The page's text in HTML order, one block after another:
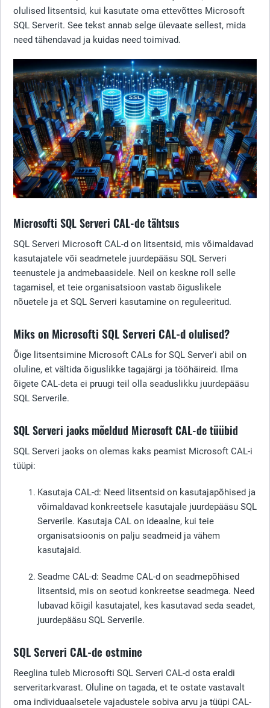
olulised litsentsid, kui kasutate oma ettevõttes Microsoft
SQL Serverit. See tekst annab selge ülevaate sellest, mida
need tähendavad ja kuidas need toimivad.
Microsofti SQL Serveri CAL-de tähtsus
SQL Serveri Microsoft CAL-d on litsentsid, mis võimaldavad
kasutajatele või seadmetele juurdepääsu SQL Serveri
teenustele ja andmebaasidele. Neil on keskne roll selle
tagamisel, et teie organisatsioon vastab õiguslikele
nõuetele ja et SQL Serveri kasutamine on reguleeritud.
Miks on Microsofti SQL Serveri CAL-d olulised?
Õige litsentsimine Microsoft CALs for SQL Server'i abil on
oluline, et vältida õiguslikke tagajärgi ja tööhäireid. Ilma
õigete CAL-deta ei pruugi teil olla seaduslikku juurdepääsu
SQL Serverile.
SQL Serveri jaoks mõeldud Microsoft CAL-de tüübid
SQL Serveri jaoks on olemas kaks peamist Microsoft CAL-i
tüüpi:
Kasutaja CAL-d: Need litsentsid on kasutajapõhised ja
võimaldavad konkreetsele kasutajale juurdepääsu SQL
Serverile. Kasutaja CAL on ideaalne, kui teie
organisatsioonis on palju seadmeid ja vähem
kasutajaid.
Seadme CAL-d: Seadme CAL-d on seadmepõhised
litsentsid, mis on seotud konkreetse seadmega. Need
lubavad kõigil kasutajatel, kes kasutavad seda seadet,
juurdepääsu SQL Serverile.
SQL Serveri CAL-de ostmine
Reeglina tuleb Microsofti SQL Serveri CAL-d osta eraldi
serveritarkvarast. Oluline on tagada, et te ostate vastavalt
oma individuaalsetele vajadustele sobiva arvu ja tüüpi CAL-